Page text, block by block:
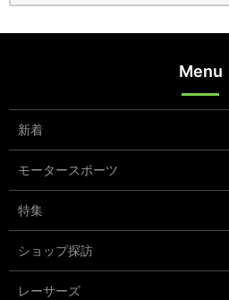
Menu
新着
モータースポーツ
特集
ショップ探訪
レーサーズ